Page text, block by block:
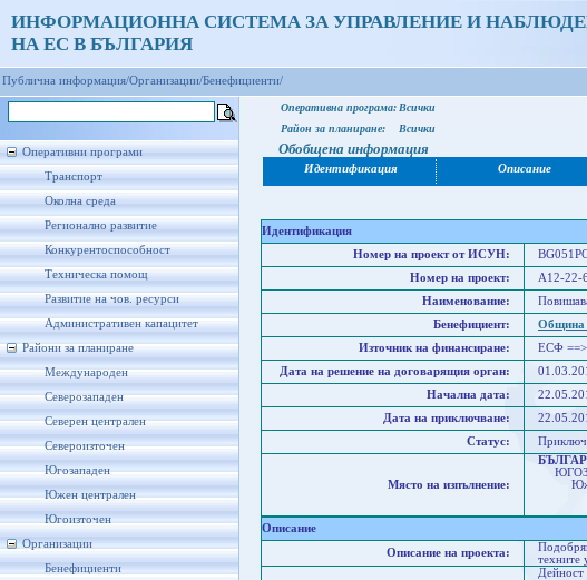
ИНФОРМАЦИОННА СИСТЕМА ЗА УПРАВЛЕНИЕ И
НА ЕС В БЪЛГАРИЯ
Публична информация/Организации/Бенефициенти/
Оперативни програми
Транспорт
Околна среда
Регионално развитие
Конкурентоспособност
Техническа помощ
Развитие на чов. ресурси
Административен капацитет
Райони за планиране
Международен
Северозападен
Северен централен
Североизточен
Югозападен
Южен централен
Югоизточен
Организации
Бенефициенти
Оперативна програма: Всички
Район за планиране:
Всички
Обобщена информация
Идентификация Описание
Идентификация
Номер на проект от ИСУН:
Номер на проект:
A12-22-
Наименование:
Бенефициент:
Община
Източник на финансиране:
ЕСФ ==>
Дата на решение на договарящия орган:
Начална дата:
Дата на приключване:
Статус:
Място на изпълнение:
Южен
Описание
Описание на проекта:
техните
Дейност